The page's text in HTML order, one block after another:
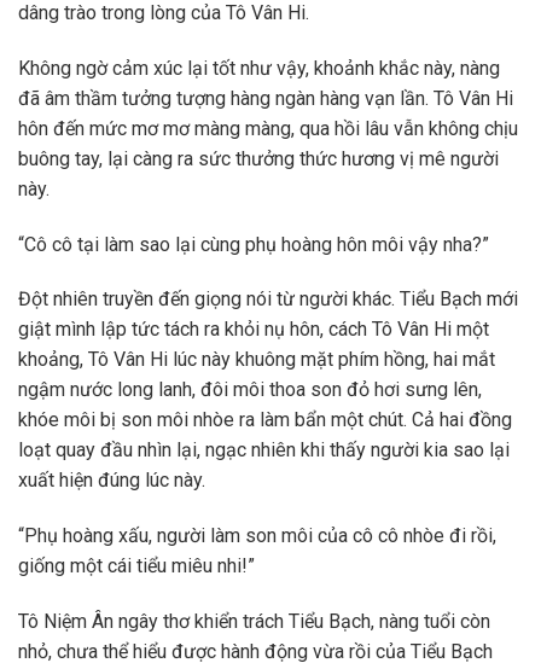
dâng trào trong lòng của Tô Vân Hi.
Không ngờ cảm xúc lại tốt như vậy, khoảnh khắc này, nàng
đã âm thầm tưởng tượng hàng ngàn hàng vạn lần. Tô Vân Hi
hôn đến mức mơ mơ màng màng, qua hồi lâu vẫn không chịu
buông tay, lại càng ra sức thưởng thức hương vị mê người
này.
“Cô cô tại làm sao lại cùng phụ hoàng hôn môi vậy nha?”
Đột nhiên truyền đến giọng nói từ người khác. Tiểu Bạch mới
giật mình lập tức tách ra khỏi nụ hôn, cách Tô Vân Hi một
khoảng, Tô Vân Hi lúc này khuông mặt phím hồng, hai mắt
ngậm nước long lanh, đôi môi thoa son đỏ hơi sưng lên,
khóe môi bị son môi nhòe ra làm bẩn một chút. Cả hai đồng
loạt quay đầu nhìn lại, ngạc nhiên khi thấy người kia sao lại
xuất hiện đúng lúc này.
“Phụ hoàng xấu, người làm son môi của cô cô nhòe đi rồi,
giống một cái tiểu miêu nhi!”
Tô Niệm Ân ngây thơ khiển trách Tiểu Bạch, nàng tuổi còn
nhỏ, chưa thể hiểu được hành động vừa rồi của Tiểu Bạch